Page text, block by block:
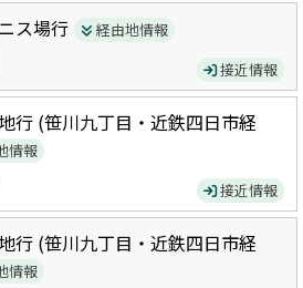
ス場行 経由地情報
接近情報
行 (笹川九丁目・近鉄四日市経
情報
接近情報
行 (笹川九丁目・近鉄四日市経
情報